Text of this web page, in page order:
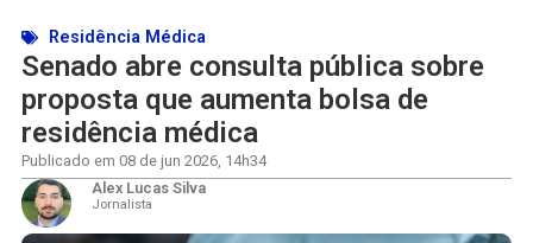
Residência Médica
Senado abre consulta pública sobre
proposta que aumenta bolsa de
residência médica
Publicado em 08 de jun 2026, 14h34
Alex Lucas Silva
Jornalista